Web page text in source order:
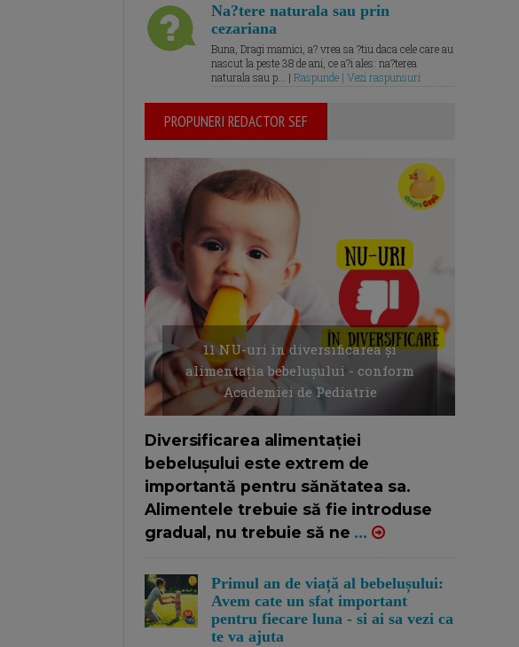
Na?tere naturala sau prin
cezariana
Buna, Dragi mamici, a? vrea sa ?tiu daca cele care au
nascut la peste 38 de ani, ce a?i ales: na?terea
naturala sau p... | Raspunde | Vezi raspunsuri
PROPUNERI REDACTOR SEF
11 NU-uri in diversificarea și
alimentația bebelușului - conform
Academiei de Pediatrie
Diversificarea alimentației
bebelușului este extrem de
importantă pentru sănătatea sa.
Alimentele trebuie să fie introduse
gradual, nu trebuie să ne ...
Primul an de viață al bebelușului:
Avem cate un sfat important
pentru fiecare luna - si ai sa vezi ca
te va ajuta